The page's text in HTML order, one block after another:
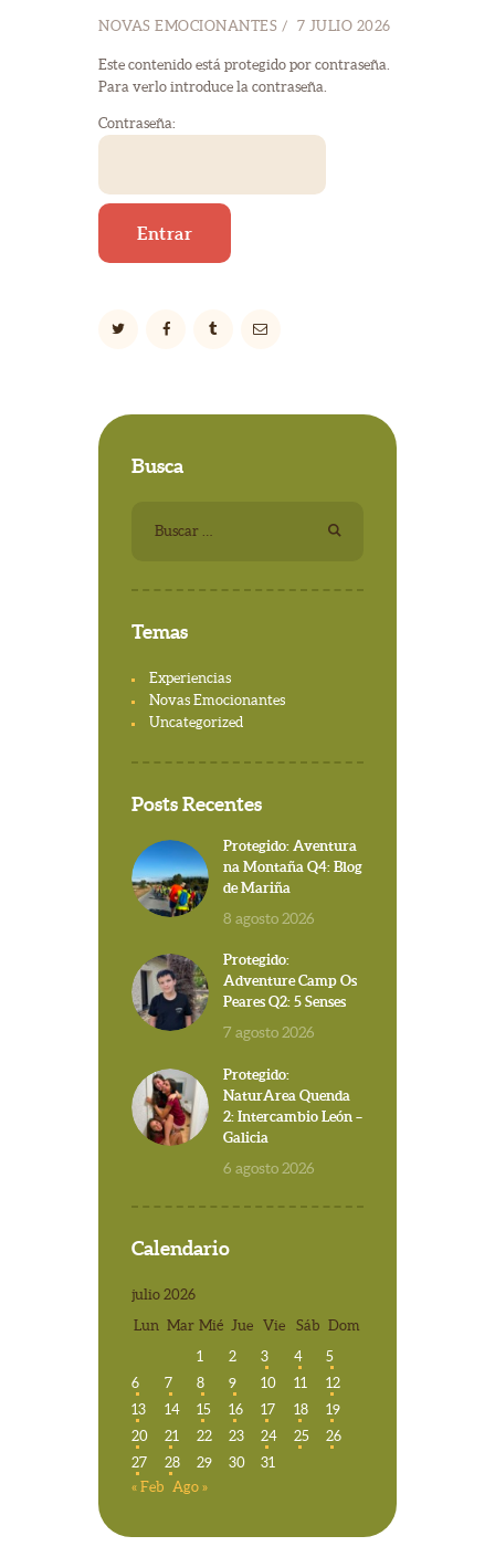
NOVAS EMOCIONANTES 7 JULIO 2026
Este contenido está protegido por contraseña.
Para verlo introduce la contraseña.
Contraseña:
Busca
Temas
Experiencias
Novas Emocionantes
Uncategorized
Posts Recentes
Protegido: Aventura
na Montaña Q4: Blog
de Mariña
8 agosto 2026
Protegido:
Adventure Camp Os
Peares Q2: 5 Senses
7 agosto 2026
Protegido:
NaturArea Quenda
2: Intercambio León –
Galicia
6 agosto 2026
Calendario
julio 2026
Lun Mar Mié Jue Vie Sáb Dom
1
2 3 4
5
6
7 8 9 10 11
12
13
14 15 16 17 18
19
20
21 22 23 24 25
26
27
28 29 30
31
« Feb Ago »